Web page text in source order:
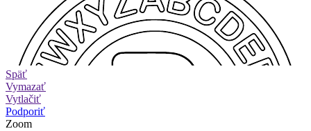
Späť
Vymazať
Vytlačiť
Podporiť
Zoom